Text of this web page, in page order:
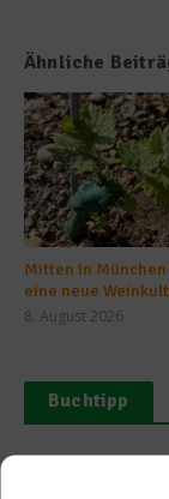
Ähnliche
Mitten in
eine neue
8. August 2026
Buchtipp